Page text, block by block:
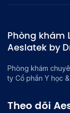
Phòng khám
Aeslatek by
Phòng khám
ty Cổ phần Y học
Theo dõi